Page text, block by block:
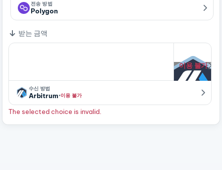
전송 방법
Polygon
받는 금액
이용 불가
수신 방법
Arbitrum·이용 불가
The selected choice is invalid.